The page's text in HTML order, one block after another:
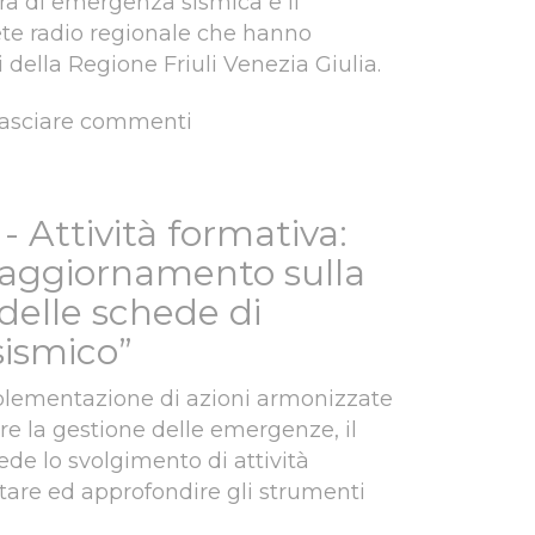
radio regionale che hanno
Regione Friuli Venezia Giulia.
2021 - Esercitazione per posti di comando (table-top exercise)
commenti
- Attività formativa:
sulla
schede di
di azioni armonizzate
la gestione delle emergenze, il
lo svolgimento di attività
ed approfondire gli strumenti